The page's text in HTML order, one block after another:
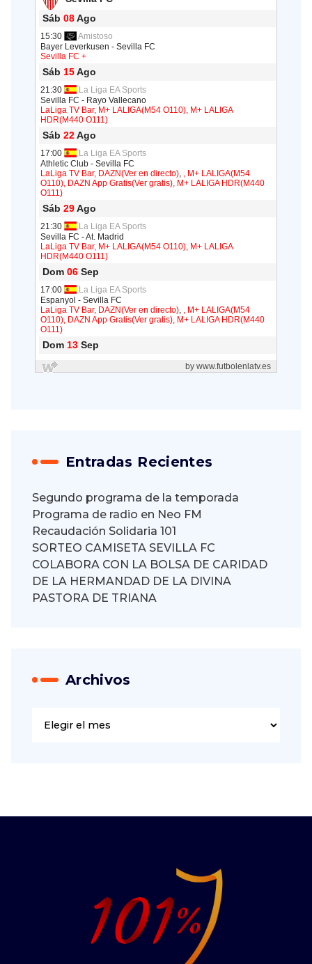
Entradas Recientes
Segundo programa de la temporada
Programa de radio en Neo FM
Recaudación Solidaria 101
SORTEO CAMISETA SEVILLA FC
COLABORA CON LA BOLSA DE CARIDAD
DE LA HERMANDAD DE LA DIVINA
PASTORA DE TRIANA
Archivos